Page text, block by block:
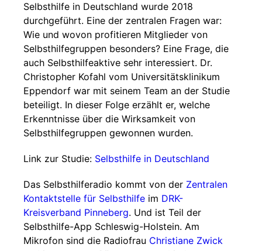
Selbsthilfe in Deutschland wurde 2018
durchgeführt. Eine der zentralen Fragen war:
Wie und wovon profitieren Mitglieder von
Selbsthilfegruppen besonders? Eine Frage, die
auch Selbsthilfeaktive sehr interessiert. Dr.
Christopher Kofahl vom Universitätsklinikum
Eppendorf war mit seinem Team an der Studie
beteiligt. In dieser Folge erzählt er, welche
Erkenntnisse über die Wirksamkeit von
Selbsthilfegruppen gewonnen wurden.
Link zur Studie: Selbsthilfe in Deutschland
Das Selbsthilferadio kommt von der Zentralen
Kontaktstelle für Selbsthilfe im DRK-
Kreisverband Pinneberg. Und ist Teil der
Selbsthilfe-App Schleswig-Holstein. Am
Mikrofon sind die Radiofrau Christiane Zwick